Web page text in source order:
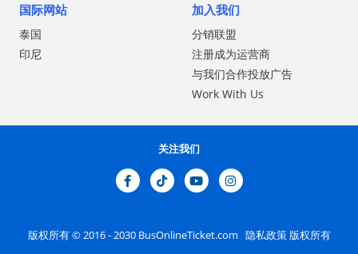
国际网站
泰国
印尼
加入我们
分销联盟
注册成为运营商
与我们合作投放广告
Work With Us
版权所有 © 2016 - 2030BusOnlineTicket.com 隐私政策版权所有
关注我们